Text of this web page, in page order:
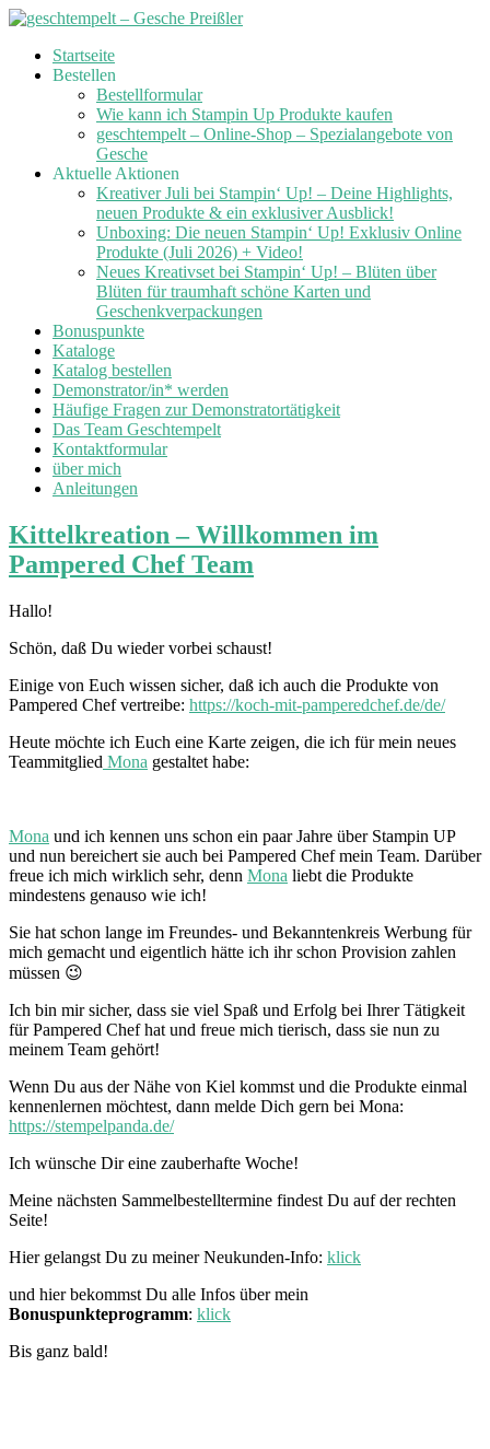
Skip
Startseite
Bestellen
Bestellformular
Wie kann ich Stampin Up Produkte kaufen
geschtempelt – Online-Shop – Spezialangebote von
Gesche
Aktuelle Aktionen
Kreativer Juli bei Stampin‘ Up! – Deine Highlights,
neuen Produkte & ein exklusiver Ausblick!
Unboxing: Die neuen Stampin‘ Up! Exklusiv Online
Produkte (Juli 2026) + Video!
Neues Kreativset bei Stampin‘ Up! – Blüten über
Blüten für traumhaft schöne Karten und
Geschenkverpackungen
Bonuspunkte
Kataloge
Katalog bestellen
Demonstrator/in* werden
Häufige Fragen zur Demonstratortätigkeit
Das Team Geschtempelt
Kontaktformular
über mich
Anleitungen
Kittelkreation – Willkommen im
Pampered Chef Team
Hallo!
Schön, daß Du wieder vorbei schaust!
Einige von Euch wissen sicher, daß ich auch die Produkte von
Pampered Chef vertreibe: https://koch-mit-pamperedchef.de/de/
Heute möchte ich Euch eine Karte zeigen, die ich für mein neues
Teammitglied Mona gestaltet habe:
Mona und ich kennen uns schon ein paar Jahre über Stampin UP
und nun bereichert sie auch bei Pampered Chef mein Team. Darüber
freue ich mich wirklich sehr, denn Mona liebt die Produkte
mindestens genauso wie ich!
Sie hat schon lange im Freundes- und Bekanntenkreis Werbung für
mich gemacht und eigentlich hätte ich ihr schon Provision zahlen
müssen 😉
Ich bin mir sicher, dass sie viel Spaß und Erfolg bei Ihrer Tätigkeit
für Pampered Chef hat und freue mich tierisch, dass sie nun zu
meinem Team gehört!
Wenn Du aus der Nähe von Kiel kommst und die Produkte einmal
kennenlernen möchtest, dann melde Dich gern bei Mona:
https://stempelpanda.de/
Ich wünsche Dir eine zauberhafte Woche!
Meine nächsten Sammelbestelltermine findest Du auf der rechten
Seite!
Hier gelangst Du zu meiner Neukunden-Info: klick
und hier bekommst Du alle Infos über mein
Bonuspunkteprogramm: klick
Bis ganz bald!